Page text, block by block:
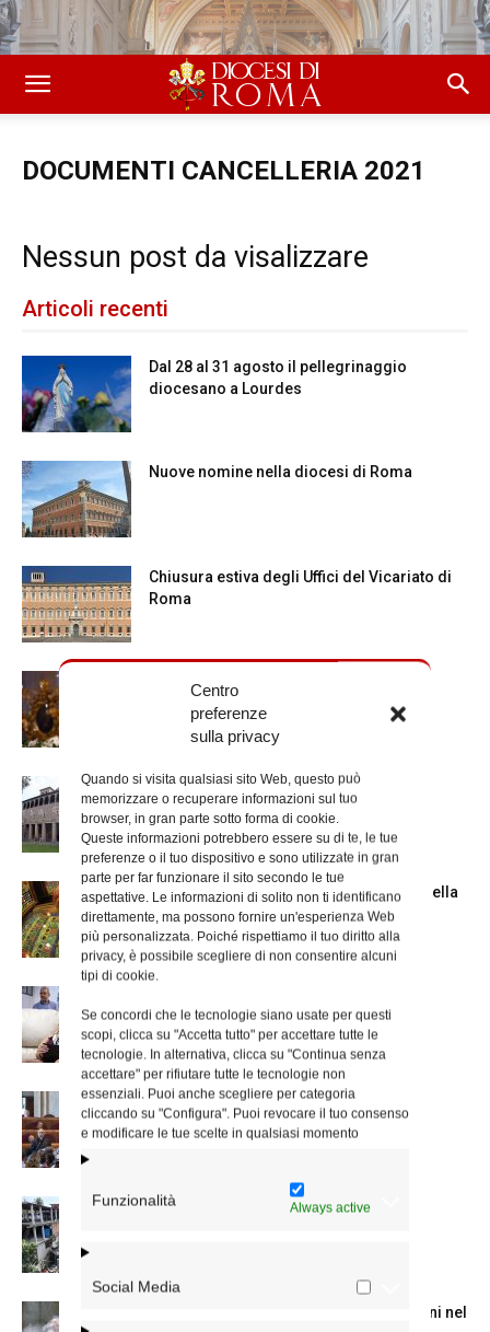
Centro
preferenze
sulla privacy
Quando si visita qualsiasi sito Web, questo può
memorizzare o recuperare informazioni sul tuo
browser, in gran parte sotto forma di cookie.
Queste informazioni potrebbero essere su di te, le tue
preferenze o il tuo dispositivo e sono utilizzate in gran
parte per far funzionare il sito secondo le tue
aspettative. Le informazioni di solito non ti identificano
direttamente, ma possono fornire un'esperienza Web
più personalizzata. Poiché rispettiamo il tuo diritto alla
privacy, è possibile scegliere di non consentire alcuni
tipi di cookie.
Se concordi che le tecnologie siano usate per questi
scopi, clicca su "Accetta tutto" per accettare tutte le
tecnologie. In alternativa, clicca su "Continua senza
accettare" per rifiutare tutte le tecnologie non
essenziali. Puoi anche scegliere per categoria
cliccando su "Configura". Puoi revocare il tuo consenso
e modificare le tue scelte in qualsiasi momento
Funzionalità Always active
Social Media
DOCUMENTI CANCELLERIA 2021
Nessun post da visalizzare
Articoli recenti
Dal 28 al 31 agosto il pellegrinaggio
diocesano a Lourdes
Nuove nomine nella diocesi di Roma
Chiusura estiva degli Uffici del Vicariato di
Roma
La Madonna della Neve a Santa Maria
Maggiore
La Giornata mondiale dei nonni e degli
anziani: l’omelia del cardinale...
Azzardo: a Termini il centro d’ascolto della
Caritas
nonni e...
Dichiarazione di Roma, l’intervento del
cardinale Reina in Campidoglio
Colletta per il Venezuela, la lettera del
La Messa in suffragio del cardinale Ruini nel